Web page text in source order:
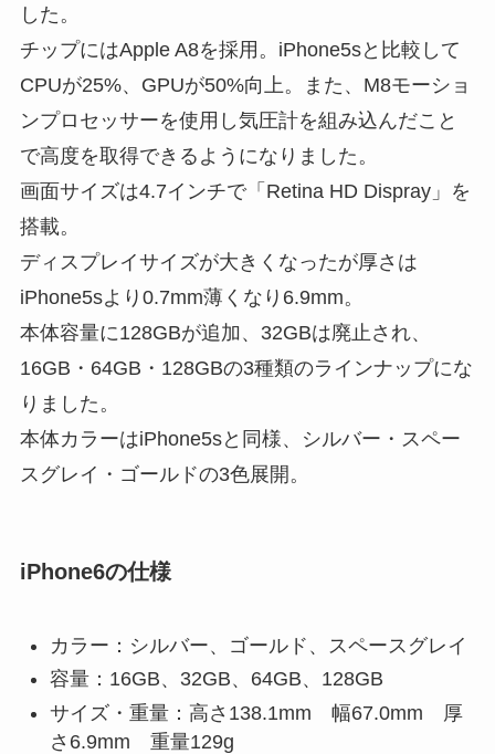
した。
チップにはApple A8を採用。iPhone5sと比較して
CPUが25%、GPUが50%向上。また、M8モーショ
ンプロセッサーを使用し気圧計を組み込んだこと
で高度を取得できるようになりました。
画面サイズは4.7インチで「Retina HD Dispray」を
搭載。
ディスプレイサイズが大きくなったが厚さは
iPhone5sより0.7mm薄くなり6.9mm。
本体容量に128GBが追加、32GBは廃止され、
16GB・64GB・128GBの3種類のラインナップにな
りました。
本体カラーはiPhone5sと同様、シルバー・スペー
スグレイ・ゴールドの3色展開。
iPhone6の仕様
カラー：シルバー、ゴールド、スペースグレイ
容量：16GB、32GB、64GB、128GB
サイズ・重量：高さ138.1mm 幅67.0mm 厚
さ6.9mm 重量129g